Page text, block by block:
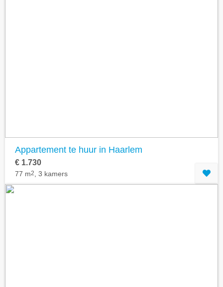
Appartement te huur in Haarlem
€ 1.730
77 m2 , 3 kamers